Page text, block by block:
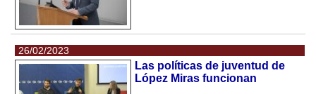
26/02/2023
Las políticas de juventud de
López Miras funcionan